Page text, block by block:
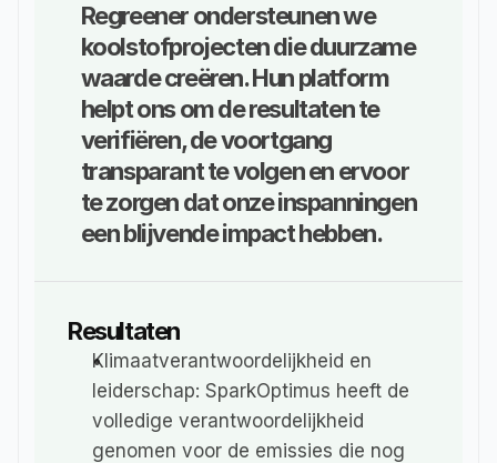
Regreener ondersteunen we
koolstofprojecten die duurzame
waarde creëren. Hun platform
helpt ons om de resultaten te
verifiëren, de voortgang
transparant te volgen en ervoor
te zorgen dat onze inspanningen
een blijvende impact hebben.
Resultaten
Klimaatverantwoordelijkheid en
leiderschap: SparkOptimus heeft de
volledige verantwoordelijkheid
genomen voor de emissies die nog